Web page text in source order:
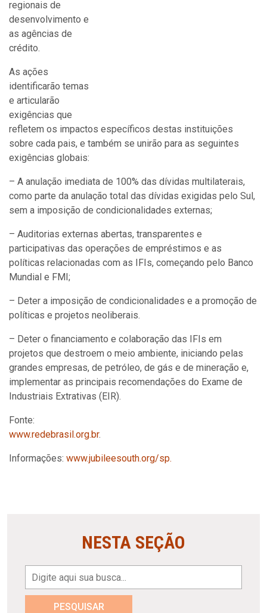
regionais de
desenvolvimento e
as agências de
crédito.
As ações
identificarão temas
e articularão
exigências que
refletem os impactos específicos destas instituições
sobre cada pais, e também se unirão para as seguintes
exigências globais:
– A anulação imediata de 100% das dívidas multilaterais,
como parte da anulação total das dívidas exigidas pelo Sul,
sem a imposição de condicionalidades externas;
– Auditorias externas abertas, transparentes e
participativas das operações de empréstimos e as
políticas relacionadas com as IFIs, começando pelo Banco
Mundial e FMI;
– Deter a imposição de condicionalidades e a promoção de
políticas e projetos neoliberais.
– Deter o financiamento e colaboração das IFIs em
projetos que destroem o meio ambiente, iniciando pelas
grandes empresas, de petróleo, de gás e de mineração e,
implementar as principais recomendações do Exame de
Industriais Extrativas (EIR).
Fonte:
www.redebrasil.org.br.
Informações: www.jubileesouth.org/sp.
NESTA SEÇÃO
PESQUISAR